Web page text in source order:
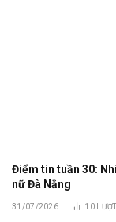
Điểm tin tuần 30:
nữ Đà Nẵng
31/07/2026 10